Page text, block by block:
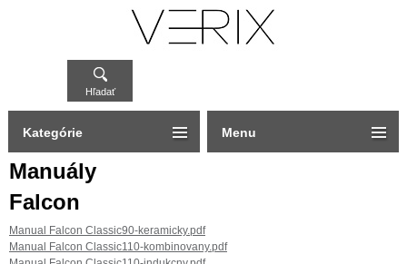
Hľadať
Manuály
Falcon
Manual Falcon Classic90-keramicky.pdf
Manual Falcon Classic110-kombinovany.pdf
Kategórie Menu